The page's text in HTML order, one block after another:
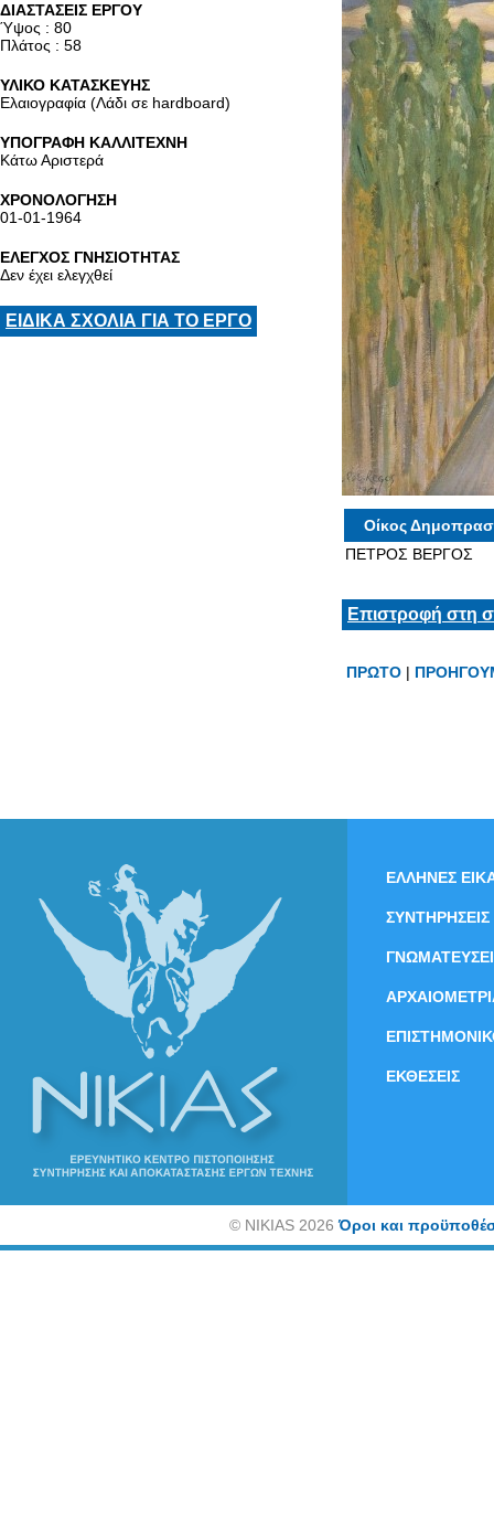
ΔΙΑΣΤΑΣΕΙΣ ΕΡΓΟΥ
Ύψος : 80
Πλάτος : 58
ΥΛΙΚΟ ΚΑΤΑΣΚΕΥΗΣ
Ελαιογραφία (Λάδι σε hardboard)
ΥΠΟΓΡΑΦΗ ΚΑΛΛΙΤΕΧΝΗ
Κάτω Αριστερά
ΧΡΟΝΟΛΟΓΗΣΗ
01-01-1964
ΕΛΕΓΧΟΣ ΓΝΗΣΙΟΤΗΤΑΣ
Δεν έχει ελεγχθεί
ΕΙΔΙΚΑ ΣΧΟΛΙΑ ΓΙΑ ΤΟ ΕΡΓΟ
Οίκος
ΠΕΤΡΟΣ ΒΕΡΓΟΣ
Επιστροφή στη
ΠΡΩΤΟ |
ΕΛΛΗΝΕΣ
ΣΥΝΤΗΡΗΣΕΙΣ
ΕΚΘΕΣΕΙΣ
©NIKIAS 2026Όροι και